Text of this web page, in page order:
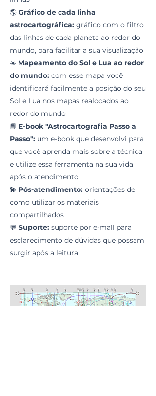
🌎 Gráfico de cada linha
astrocartográfica: gráfico com o filtro
das linhas de cada planeta ao redor do
mundo, para facilitar a sua visualização
☀️ Mapeamento do Sol e Lua ao redor
do mundo: com esse mapa você
identificará facilmente a posição do seu
Sol e Lua nos mapas realocados ao
redor do mundo
📘 E-book "Astrocartografia Passo a
Passo": um e-book que desenvolvi para
que você aprenda mais sobre a técnica
e utilize essa ferramenta na sua vida
após o atendimento
💫 Pós-atendimento: orientações de
como utilizar os materiais
compartilhados
💬 Suporte: suporte por e-mail para
esclarecimento de dúvidas que possam
surgir após a leitura